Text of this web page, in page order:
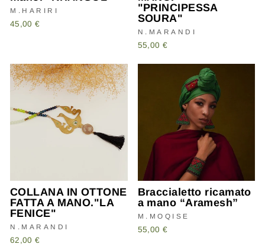
M.HARIRI
45,00 €
"PRINCIPESSA
SOURA"
N.MARANDI
55,00 €
COLLANA IN OTTONE
FATTA A MANO."LA
FENICE"
N.MARANDI
62,00 €
Braccialetto ricamato
a mano “Aramesh”
M.MOQISE
55,00 €